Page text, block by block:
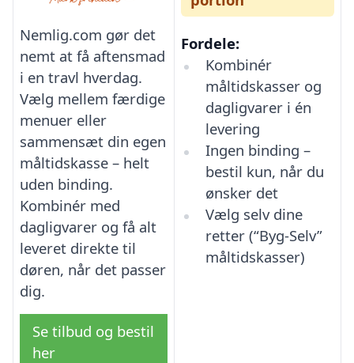
Nemlig.com gør det
nemt at få aftensmad
i en travl hverdag.
Vælg mellem færdige
menuer eller
sammensæt din egen
måltidskasse – helt
uden binding.
Kombinér med
dagligvarer og få alt
leveret direkte til
døren, når det passer
dig.
Se tilbud og bestil
her
Fordele:
Kombinér
måltidskasser og
dagligvarer i én
levering
Ingen binding –
bestil kun, når du
ønsker det
Vælg selv dine
retter (“Byg-Selv”
måltidskasser)